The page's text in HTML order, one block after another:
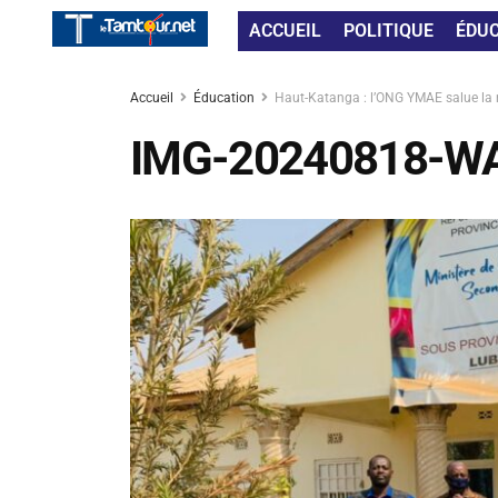
ACCUEIL POLITIQUE
Accueil Éducation Haut-Katanga : l’ONG YMAE salue
IMG-20240818-